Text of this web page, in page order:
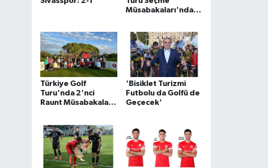
Müsabakaları'nda
Türkiye Golf
Turu'nda 2'nci
Raunt Müsabakaları
'Bisiklet Turizmi
Futbolu da Golfü de
Geçecek'